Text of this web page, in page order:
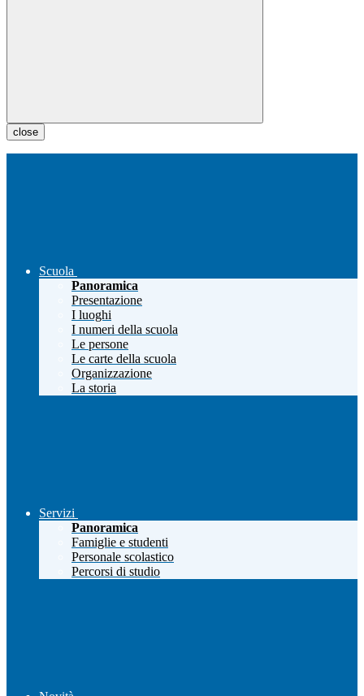
close
Scuola
Panoramica
Presentazione
I luoghi
I numeri della scuola
Le persone
Le carte della scuola
Organizzazione
La storia
Servizi
Panoramica
Famiglie e studenti
Personale scolastico
Percorsi di studio